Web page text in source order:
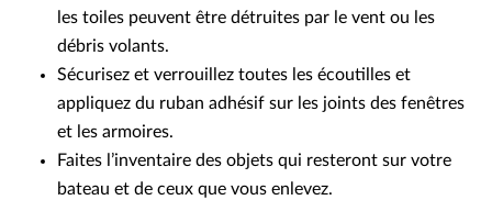
les toiles peuvent être détruites par le vent ou les
débris volants.
Sécurisez et verrouillez toutes les écoutilles et
appliquez du ruban adhésif sur les joints des fenêtres
et les armoires.
Faites l’inventaire des objets qui resteront sur votre
bateau et de ceux que vous enlevez.